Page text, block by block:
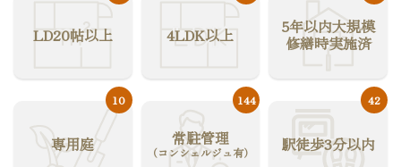
LD20帖以上 4LDK以上 5年以内大規模
修繕時実施済
10
専用庭
144
常駐管理
（コンシェルジュ有）
42
駅徒歩3分以内